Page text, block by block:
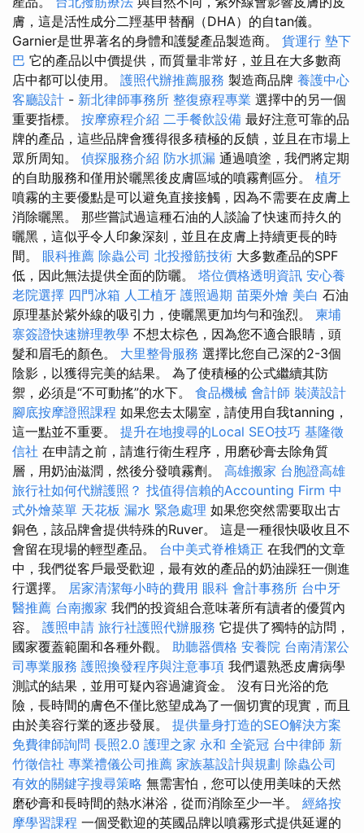
膚，這是活性成分二羥基甲替酮（DHA）的自tan儀。
Garnier是世界著名的身體和護髮產品製造商。 貨運行 墊下
巴 它的產品以中價提供，而質量非常好，並且在大多數商
店中都可以使用。 護照代辦推薦服務 製造商品牌 養護中心
客廳設計 - 新北律師事務所 整復療程專業 選擇中的另一個
重要指標。 按摩療程介紹 二手餐飲設備 最好注意可靠的品
牌的產品，這些品牌會獲得很多積極的反饋，並且在市場上
眾所周知。 偵探服務介紹 防水抓漏 通過噴塗，我們將定期
的自助服務和僅用於曬黑後皮膚區域的噴霧劑區分。 植牙
噴霧的主要優點是可以避免直接接觸，因為不需要在皮膚上
消除曬黑。 那些嘗試過這種石油的人談論了快速而持久的
曬黑，這似乎令人印象深刻，並且在皮膚上持續更長的時
間。 眼科推薦 除蟲公司 北投撥筋技術 大多數產品的SPF
低，因此無法提供全面的防曬。 塔位價格透明資訊 安心養
老院選擇 四門冰箱 人工植牙 護照過期 苗栗外燴 美白 石油
原理基於紫外線的吸引力，使曬黑更加均勻和強烈。 柬埔
寨簽證快速辦理教學 不想太棕色，因為您不適合眼睛，頭
髮和眉毛的顏色。 大里整骨服務 選擇比您自己深的2-3個
陰影，以獲得完美的結果。 為了使積極的公式繼續其防
禦，必須是“不可動搖”的水下。 食品機械 會計師 裝潢設計
腳底按摩證照課程 如果您去太陽室，請使用自我tanning，
這一點並不重要。 提升在地搜尋的Local SEO技巧 基隆徵
信社 在申請之前，請進行衛生程序，用磨砂膏去除角質
層，用奶油滋潤，然後分發噴霧劑。 高雄搬家 台胞證高雄
旅行社如何代辦護照？ 找值得信賴的Accounting Firm 中
式外燴菜單 天花板 漏水 緊急處理 如果您突然需要取出古
銅色，該品牌會提供特殊的Ruver。 這是一種很快吸收且不
會留在現場的輕型產品。 台中美式脊椎矯正 在我們的文章
中，我們從客戶最受歡迎，最有效的產品的奶油躁狂一側進
行選擇。 居家清潔每小時的費用 眼科 會計事務所 台中牙
醫推薦 台南搬家 我們的投資組合意味著所有讀者的優質內
容。 護照申請 旅行社護照代辦服務 它提供了獨特的訪問，
國家覆蓋範圍和各種外觀。 助聽器價格 安養院 台南清潔公
司專業服務 護照換發程序與注意事項 我們還熟悉皮膚病學
測試的結果，並用可疑內容過濾資金。 沒有日光浴的危
險，長時間的膚色不僅比慾望成為了一個切實的現實，而且
由於美容行業的逐步發展。 提供量身打造的SEO解決方案
免費律師詢問 長照2.0 護理之家 永和 全瓷冠 台中律師 新
竹徵信社 專業禮儀公司推薦 家族墓設計與規劃 除蟲公司
有效的關鍵字搜尋策略 無需害怕，您可以使用美味的天然
磨砂膏和長時間的熱水淋浴，從而消除至少一半。 經絡按
摩學習課程 一個受歡迎的英國品牌以噴霧形式提供延遲的